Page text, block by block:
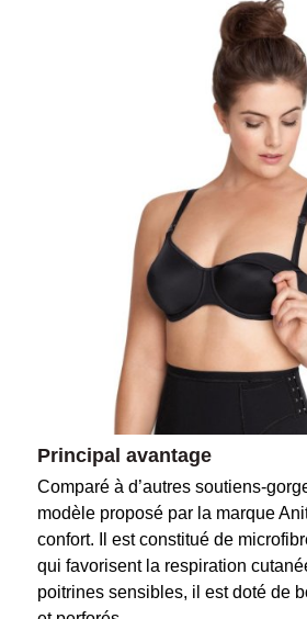
Principal avantage
Comparé à d’autres soutiens-
modèle proposé par la marque
confort. Il est constitué de
qui favorisent la respiration
poitrines sensibles, il est doté de